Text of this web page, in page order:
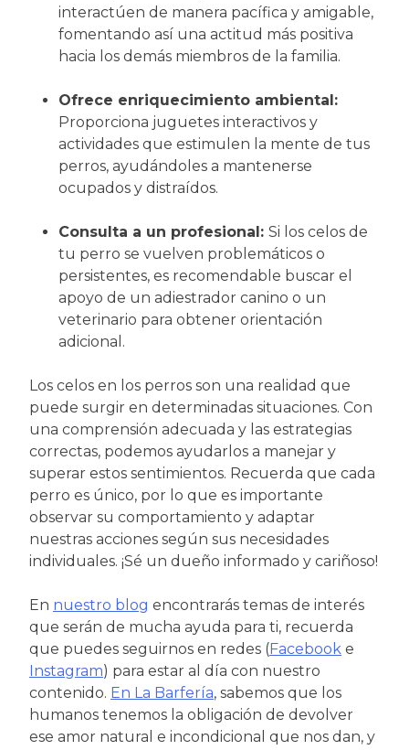
interactúen de manera pacífica y amigable,
fomentando así una actitud más positiva
hacia los demás miembros de la familia.
Ofrece enriquecimiento ambiental:
Proporciona juguetes interactivos y
actividades que estimulen la mente de tus
perros, ayudándoles a mantenerse
ocupados y distraídos.
Consulta a un profesional: Si los celos de
tu perro se vuelven problemáticos o
persistentes, es recomendable buscar el
apoyo de un adiestrador canino o un
veterinario para obtener orientación
adicional.
Los celos en los perros son una realidad que
puede surgir en determinadas situaciones. Con
una comprensión adecuada y las estrategias
correctas, podemos ayudarlos a manejar y
superar estos sentimientos. Recuerda que cada
perro es único, por lo que es importante
observar su comportamiento y adaptar
nuestras acciones según sus necesidades
individuales. ¡Sé un dueño informado y cariñoso!
En nuestro blog encontrarás temas de interés
que serán de mucha ayuda para ti, recuerda
que puedes seguirnos en redes (Facebook e
Instagram) para estar al día con nuestro
contenido. En La Barfería, sabemos que los
humanos tenemos la obligación de devolver
ese amor natural e incondicional que nos dan, y